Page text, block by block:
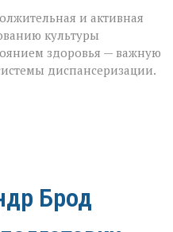
и активная
культуры
здоровья — важную
диспансеризации.
Брод